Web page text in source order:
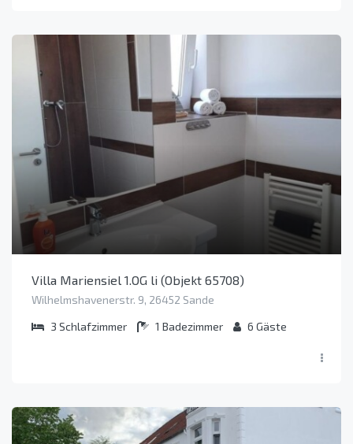
Villa Mariensiel 1.OG li (Objekt 65708)
Wilhelmshavenerstr. 9, 26452 Sande
3 Schlafzimmer 1 Badezimmer 6 Gäste